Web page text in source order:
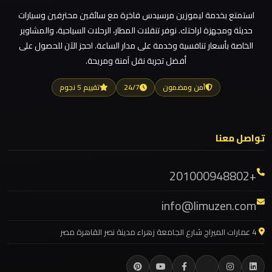
ليموزين مطار العلمين
ليموزين مطار العالمين
ليموزين مطار العاصمة الادارية
ليموزين مطار اكتوبر
ليموزين مرسيدس ايجار بالسائق فى مصر
ليموزين مرسي مطروح
ليموزين مرسي علم
ليموزين مدينتي
ليموزين مايو
ليموزين
مطار
مطار
العلمين
مطار
ليموزين
استمتع بخدمة ليموزين مرسيدس فاخرة مع سائقين محترفين وسيارات
حديثة ومجهزة لراحتك. نوفر تنقلات المطار، الرحلات السياحية، والمشاوير
الخاصة بأسعار تنافسية وخدمة على مدار الساعة. احجز الآن للحصول على
أفضل تجربة نقل آمنة ومريحة.
آمن ومضمون 24/7 تقييم 5 نجوم
تواصل معنا
+201000948802
info@limuzen.com
4 عمارات الميراج شارع الجامعة زهراء مدينة نصر القاهرة مصر